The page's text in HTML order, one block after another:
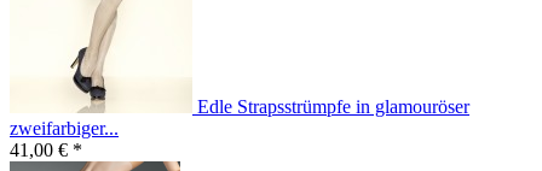
Edle Strapsstrümpfe in glamouröser
zweifarbiger...
41,00 € *